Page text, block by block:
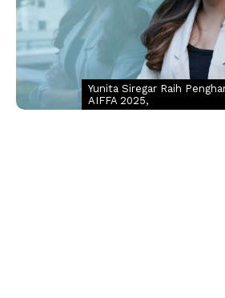
Yunita Siregar Raih
AIFFA 2025,